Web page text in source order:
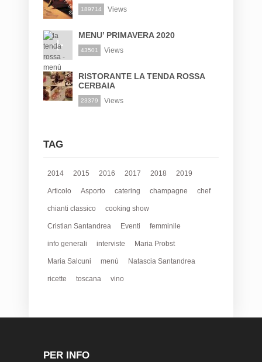
189714 Views
MENU’ PRIMAVERA 2020
43501 Views
RISTORANTE LA TENDA ROSSA
CERBAIA
23379 Views
TAG
2014 2015 2016 2017 2018 2019
Articolo Asporto catering champagne chef
chianti classico cooking show
Cristian Santandrea Eventi femminile
info generali interviste Maria Probst
Maria Salcuni menù Natascia Santandrea
ricette toscana vino
PER INFO